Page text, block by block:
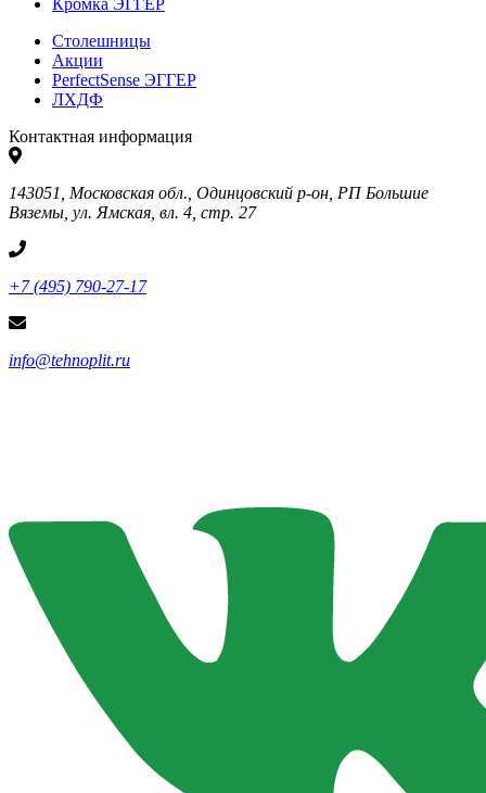
Столешницы
Акции
PerfectSense ЭГГЕР
ЛХДФ
Контактная информация
143051, Московская обл., Одинцовский р-он, РП Большие
Вяземы, ул. Ямская, вл. 4, стр. 27
+7 (495) 790-27-17
info@tehnoplit.ru